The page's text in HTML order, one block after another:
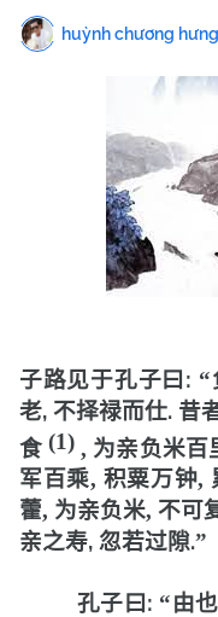
huỳnh chương hưng
子路见于孔子曰 : “
老, 不择禄而仕. 昔
食 (1) , 为亲负米百
军百乘, 积粟万钟,
藿, 为亲负米, 不可
亲之寿, 忽若过隙.”
孔子曰 : “由